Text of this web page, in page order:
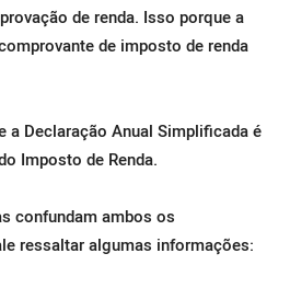
de renda. Isso porque a
de imposto de renda
a Declaração Anual Simplificada é
Imposto de Renda.
confundam ambos os
ressaltar algumas informações: